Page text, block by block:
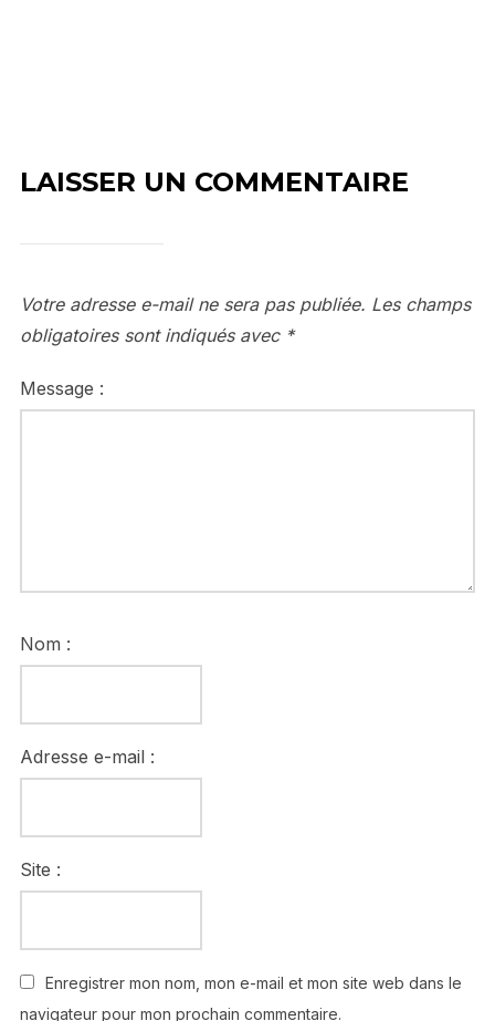
LAISSER UN COMMENTAIRE
Votre adresse e-mail ne sera pas publiée. Les champs
obligatoires sont indiqués avec *
Message :
Nom :
Adresse e-mail :
Site :
Enregistrer mon nom, mon e-mail et mon site web dans le
navigateur pour mon prochain commentaire.